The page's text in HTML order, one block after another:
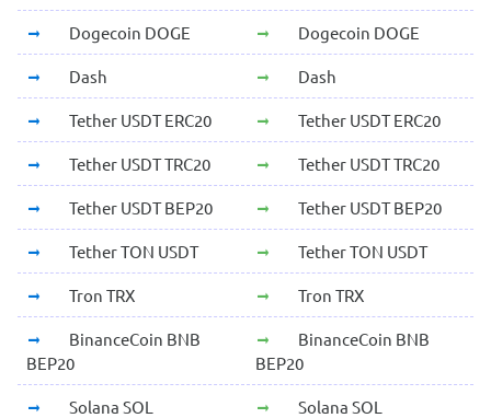
Dogecoin DOGE Dogecoin DOGE
Dash Dash
Tether USDT ERC20 Tether USDT ERC20
Tether USDT TRC20 Tether USDT TRC20
Tether USDT BEP20 Tether USDT BEP20
Tether TON USDT Tether TON USDT
Tron TRX Tron TRX
BinanceCoin BNB
BEP20
BinanceCoin BNB
BEP20
Solana SOL Solana SOL